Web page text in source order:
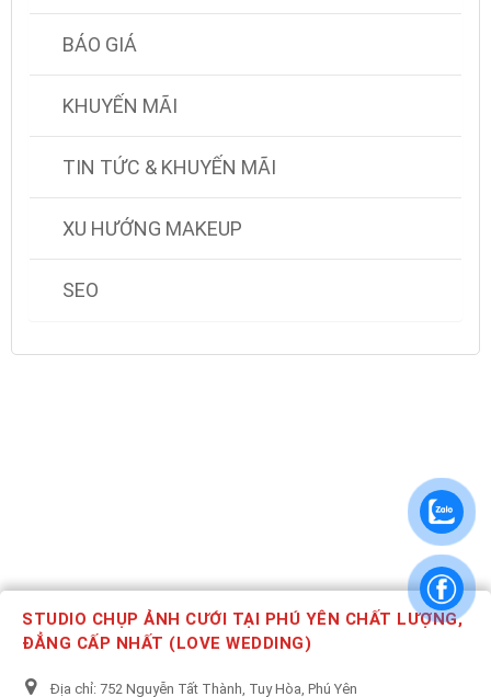
BÁO GIÁ
KHUYẾN MÃI
TIN TỨC & KHUYẾN MÃI
XU HƯỚNG MAKEUP
SEO
STUDIO CHỤP ẢNH CƯỚI TẠI PHÚ YÊN CHẤT LƯỢNG,
ĐẲNG CẤP NHẤT (LOVE WEDDING)
Địa chỉ: 752 Nguyễn Tất Thành, Tuy Hòa, Phú Yên